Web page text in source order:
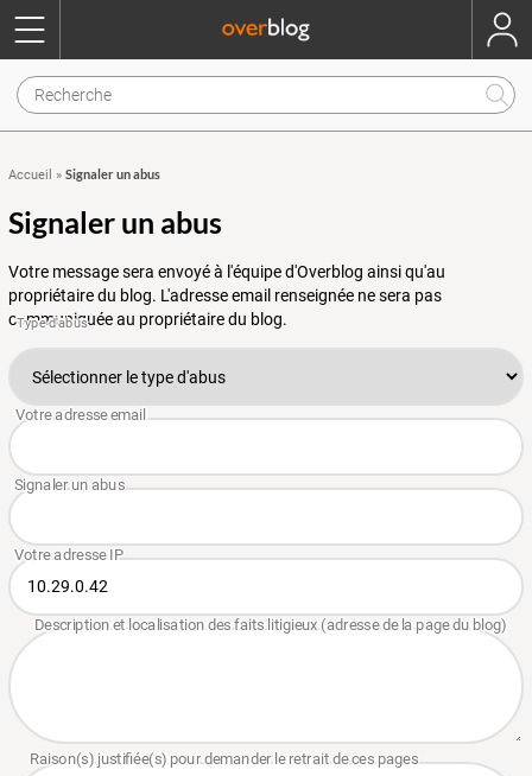
Accueil » Signaler un abus
Signaler un abus
Votre message sera envoyé à l'équipe d'Overblog ainsi qu'au
propriétaire du blog. L'adresse email renseignée ne sera pas
communiquée au propriétaire du blog.